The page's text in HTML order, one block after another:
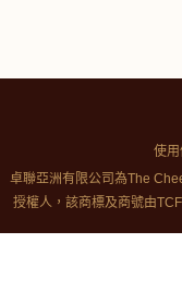
使
卓聯亞洲有限公司為The
授權人，該商標及商號由